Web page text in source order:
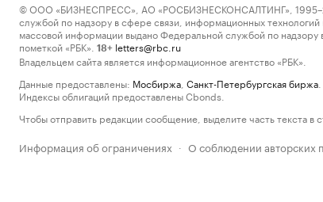
© ООО «БИЗНЕСПРЕСС», АО «РОСБИЗНЕСКОНСАЛТИНГ»,
службой по надзору в сфере связи, информационных
массовой информации выдано Федеральной службой по
пометкой «РБК».
18+ letters@rbc.ru
Владельцем сайта является информационное агентство «РБК».
Данные предоставлены: Мосбиржа Санкт-Петербургская биржа
Индексы облигаций предоставлены Cbonds.
Чтобы отправить редакции сообщение, выделите часть текста в
Информация об ограничениях · О соблюдении авторских